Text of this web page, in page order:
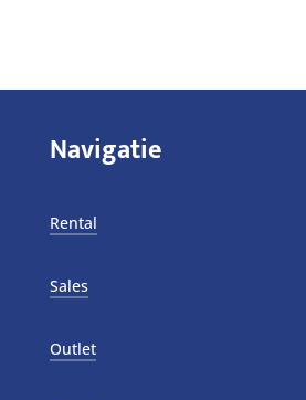
Navigatie
Rental
Sales
Outlet